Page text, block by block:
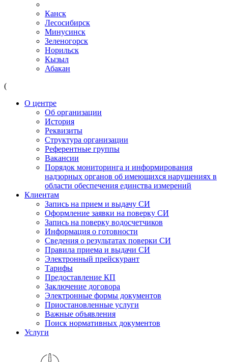
Канск
Лесосибирск
Минусинск
Зеленогорск
Норильск
Кызыл
Абакан
(
О центре
Об организации
История
Реквизиты
Структура организации
Референтные группы
Вакансии
Порядок мониторинга и информирования
надзорных органов об имеющихся нарушениях в
области обеспечения единства измерений
Клиентам
Запись на прием и выдачу СИ
Оформление заявки на поверку СИ
Запись на поверку водосчетчиков
Информация о готовности
Сведения о результатах поверки СИ
Правила приема и выдачи СИ
Электронный прейскурант
Тарифы
Предоставление КП
Заключение договора
Электронные формы документов
Приостановленные услуги
Важные объявления
Поиск нормативных документов
Услуги